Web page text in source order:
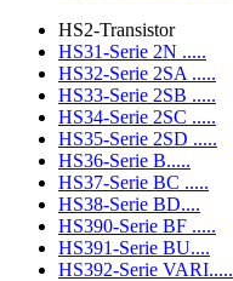
HS2-Transistor
HS31-Serie 2N .....
HS32-Serie 2SA .....
HS33-Serie 2SB .....
HS34-Serie 2SC .....
HS35-Serie 2SD .....
HS36-Serie B.....
HS37-Serie BC .....
HS38-Serie BD....
HS390-Serie BF .....
HS391-Serie BU....
HS392-Serie VARI.....